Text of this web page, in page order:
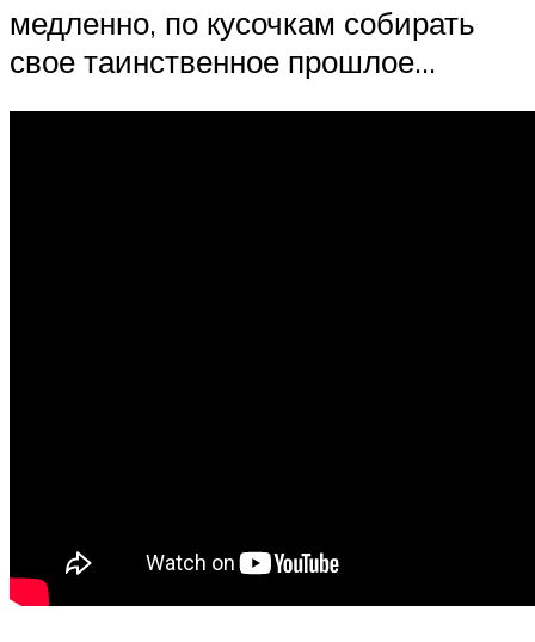
медленно, по кусочкам собирать
свое таинственное прошлое…